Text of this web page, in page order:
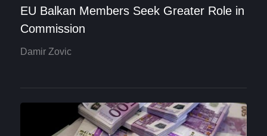
EU Balkan Members Seek Greater Role in
Commission
Damir Zovic